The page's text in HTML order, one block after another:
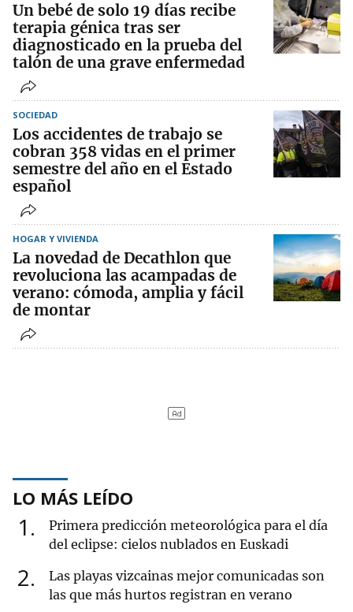
Un bebé de solo 19 días recibe
terapia génica tras ser
diagnosticado en la prueba del
talón de una grave enfermedad
SOCIEDAD
Los accidentes de trabajo se
cobran 358 vidas en el primer
semestre del año en el Estado
español
HOGAR Y VIVIENDA
La novedad de Decathlon que
revoluciona las acampadas de
verano: cómoda, amplia y fácil
de montar
LO MÁS LEÍDO
1
Primera predicción meteorológica para el día
del eclipse: cielos nublados en Euskadi
2
Las playas vizcainas mejor comunicadas son
las que más hurtos registran en verano